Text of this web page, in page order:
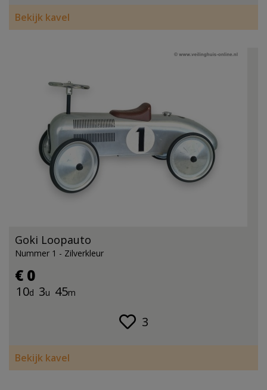
Bekijk kavel
Goki Loopauto
Nummer 1 - Zilverkleur
€ 0
10d 3u 45m
3
Bekijk kavel